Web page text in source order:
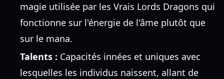
magie utilisée par les Vrais Lords Dragons qui
fonctionne sur l'énergie de l'âme plutôt que
sur le mana.
Talents : Capacités innées et uniques avec
lesquelles les individus naissent, allant de